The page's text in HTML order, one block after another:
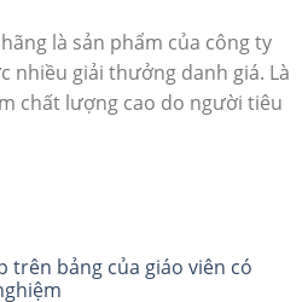
là sản phẩm của công ty
nhiều giải thưởng danh giá. Là
chất lượng cao do người tiêu
trên bảng của giáo viên có